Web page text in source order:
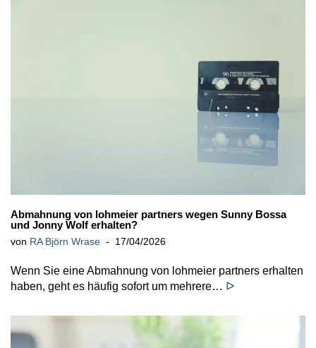
Abmahnung von lohmeier partners wegen Sunny Bossa
und Jonny Wolf erhalten?
von RA Björn Wrase 17/04/2026
Wenn Sie eine Abmahnung von lohmeier partners erhalten
haben, geht es häufig sofort um mehrere… ᐅ